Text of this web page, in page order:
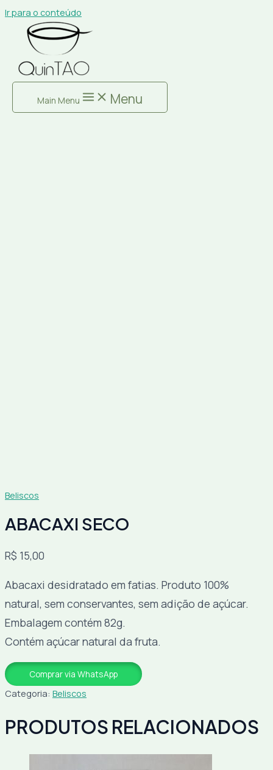
Ir para o conteúdo
Main Menu Menu
Beliscos
ABACAXI SECO
R$ 15,00
Abacaxi desidratado em fatias. Produto 100%
natural, sem conservantes, sem adição de açúcar.
Embalagem contém 82g.
Contém açúcar natural da fruta.
Comprar via WhatsApp
Categoria: Beliscos
PRODUTOS RELACIONADOS